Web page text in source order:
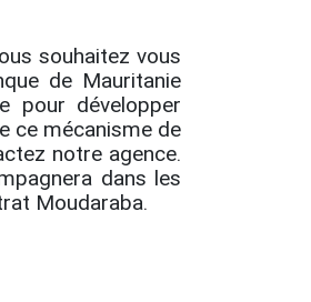
souhaitez vous
de Mauritanie
pour développer
ce mécanisme de
notre agence.
dans les
Moudaraba.